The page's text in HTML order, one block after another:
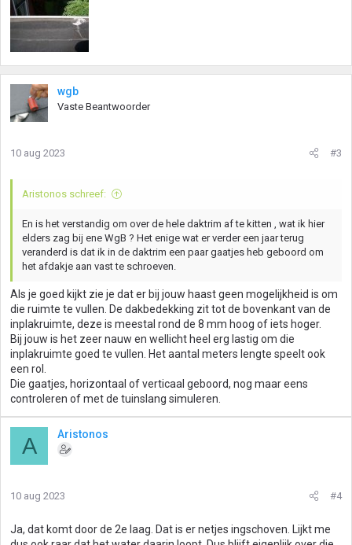
wgb
Vaste Beantwoorder
10 aug 2023 #3
Aristonos schreef:
En is het verstandig om over de hele daktrim af te kitten , wat ik hier
elders zag bij ene WgB ? Het enige wat er verder een jaar terug
veranderd is dat ik in de daktrim een paar gaatjes heb geboord om
het afdakje aan vast te schroeven.
Als je goed kijkt zie je dat er bij jouw haast geen mogelijkheid is om
die ruimte te vullen. De dakbedekking zit tot de bovenkant van de
inplakruimte, deze is meestal rond de 8 mm hoog of iets hoger.
Bij jouw is het zeer nauw en wellicht heel erg lastig om die
inplakruimte goed te vullen. Het aantal meters lengte speelt ook
een rol.
Die gaatjes, horizontaal of verticaal geboord, nog maar eens
controleren of met de tuinslang simuleren.
A Aristonos
10 aug 2023 #4
Ja, dat komt door de 2e laag. Dat is er netjes ingschoven. Lijkt me